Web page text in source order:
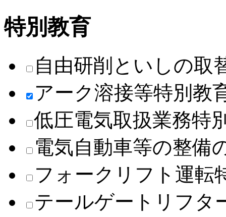
特別教育
自由研削といしの取
アーク溶接等特別教
低圧電気取扱業務特
電気自動車等の整備
フォークリフト運転
テールゲートリフタ